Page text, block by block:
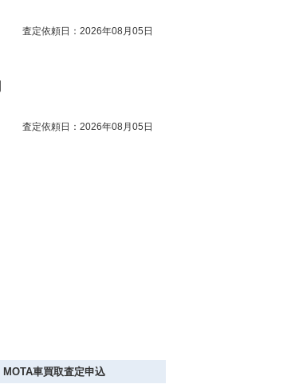
査定依頼日：2026年08月05日
査定依頼日：2026年08月05日
MOTA車買取査定申込